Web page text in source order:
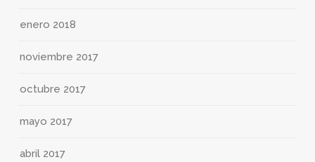
enero 2018
noviembre 2017
octubre 2017
mayo 2017
abril 2017